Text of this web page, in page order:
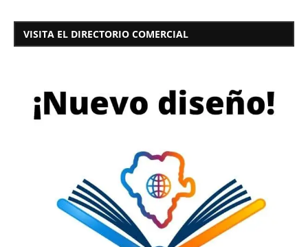
VISITA EL DIRECTORIO COMERCIAL